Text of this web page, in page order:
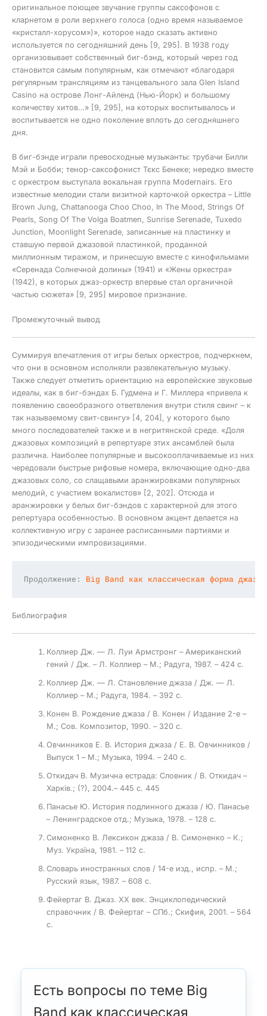
оригинальное поющее звучание группы саксофонов с
кларнетом в роли верхнего голоса (одно время называемое
«кристалл-хорусом»)», которое надо сказать активно
используется по сегодняшний день [9, 295]. В 1938 году
организовывает собственный биг-бэнд, который через год
становится самым популярным, как отмечают «благодаря
регулярным трансляциям из танцевального зала Glen Island
Casino на острове Лонг-Айленд (Нью-Йорк) и большому
количеству хитов…» [9, 295], на которых воспитывалось и
воспитывается не одно поколение вплоть до сегодняшнего
дня.
В биг-бэнде играли превосходные музыканты: трубачи Билли
Мэй и Бобби; тенор-саксофонист Тєкс Бенеке; нередко вместе
с оркестром выступала вокальная группа Modernairs. Его
известные мелодии стали визитной карточкой оркестра – Little
Brown Jung, Chattanooga Choo Choo, In The Mood, Strings Of
Pearls, Song Of The Volga Boatmen, Sunrise Serenade, Tuxedo
Junction, Moonlight Serenade, записанные на пластинку и
ставшую первой джазовой пластинкой, проданной
миллионным тиражом, и принесшую вместе с кинофильмами
«Серенада Солнечной долины» (1941) и «Жены оркестра»
(1942), в которых джаз-оркестр впервые стал органичной
частью сюжета» [9, 295] мировое признание.
Промежуточный вывод
Суммируя впечатления от игры белых оркестров, подчеркнем,
что они в основном исполняли развлекательную музыку.
Также следует отметить ориентацию на европейские звуковые
идеалы, как в биг-бэндах Б. Гудмена и Г. Миллера «привела к
появлению своеобразного ответвления внутри стиля свинг – к
так называемому свит-свингу» [4, 204], у которого было
много последователей также и в негритянской среде. «Доля
джазовых композиций в репертуаре этих ансамблей была
различна. Наиболее популярные и высокооплачиваемые из них
чередовали быстрые рифовые номера, включающие одно-два
джазовых соло, со слащавыми аранжировками популярных
мелодий, с участием вокалистов» [2, 202]. Отсюда и
аранжировки у белых биг-бэндов с характерной для этого
репертуара особенностью. В основном акцент делается на
коллективную игру с заранее расписанными партиями и
эпизодическими импровизациями.
Продолжение: Big Band как классическая форма
Библиография
Коллиер Дж. — Л. Луи Армстронг – Американский
гений / Дж. – Л. Коллиер – М.; Радуга, 1987. – 424 с.
Коллиер Дж. — Л. Становление джаза / Дж. — Л.
Коллиер – М.; Радуга, 1984. – 392 с.
Конен В. Рождение джаза / В. Конен / Издание 2-е –
М.; Сов. Композитор, 1990. – 320 с.
Овчинников Е. В. История джаза / Е. В. Овчинников /
Выпуск 1 – М.; Музыка, 1994. – 240 с.
Откидач В. Музична естрада: Словник / В. Откидач –
Харків.; (?), 2004.– 445 с. 445
Панасье Ю. История подлинного джаза / Ю. Панасье
– Ленинградское отд.; Музыка, 1978. – 128 с.
Симоненко В. Лексикон джаза / В. Симоненко – К.;
Муз. Україна, 1981. – 112 с.
Словарь иностранных слов / 14-е изд., испр. – М.;
Русский язык, 1987. – 608 с.
Фейертаг В. Джаз. ХХ век. Энциклопедический
справочник / В. Фейертаг – СПб.; Скифия, 2001. – 564
с.
Есть вопросы по теме Big
Band как классическая